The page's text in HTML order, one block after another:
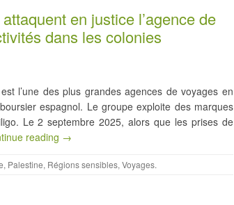
en justice l’agence de
dans les colonies
l’une des plus grandes agences de voyages en
espagnol. Le groupe exploite des marques
Le 2 septembre 2025, alors que les prises de
reading →
, Palestine, Régions sensibles, Voyages.